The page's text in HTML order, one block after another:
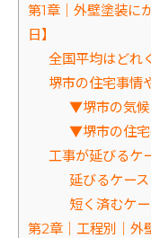
第1章｜外壁塗装に
日】
全国平均はどれ
堺市の住宅事情
▼堺市の気
▼堺市の住宅
工事が延びるケ
延びるケース
短く済むケ
第2章｜工程別｜外